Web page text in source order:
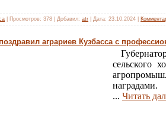
Просмотров: 378 Добавил: atr Дата: 23.10.2024
аграриев Кузбасса с
сельского
наградами.
... Читать